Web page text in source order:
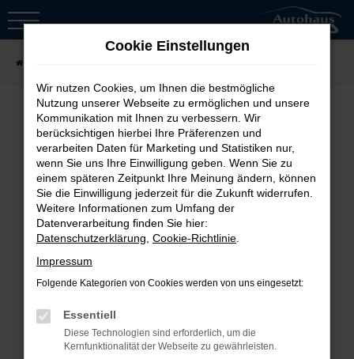
Zum
Fehler: Network Error
Beim Laden ist ein Fehler aufgetreten.
Hier sind ein paar Tipps, die dir helfen
können:
Überprüfe deine Firewall und
deine Internetverbindung.
Beispiel deine Suchmaschine?
Prüfe deine
Cookie Einstellungen
Wir nutzen Cookies, um Ihnen die bestmögliche
Nutzung unserer Webseite zu ermöglichen und unsere
Kommunikation mit Ihnen zu verbessern. Wir
berücksichtigen hierbei Ihre Präferenzen und
verarbeiten Daten für Marketing und Statistiken nur,
wenn Sie uns Ihre Einwilligung geben. Wenn Sie zu
einem späteren Zeitpunkt Ihre Meinung ändern, können
Sie die Einwilligung jederzeit für die Zukunft widerrufen.
Weitere Informationen zum Umfang der
Datenverarbeitung finden Sie hier:
Datenschutzerklärung Cookie-Richtlinie
Impressum
Folgende Kategorien von Cookies werden von uns eingesetzt:
Essentiell
Diese Technologien sind erforderlich, um die
Kernfunktionalität der Webseite zu gewährleisten.